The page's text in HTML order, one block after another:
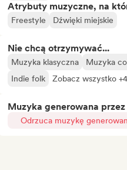
Atrybuty muzyczne, na
Freestyle Dźwięki miejskie
Nie chcą otrzymywać...
Muzyka klasyczna Muzyka
Indie folk
Zobacz wszystko +4
Muzyka generowana
Odrzuca muzykę